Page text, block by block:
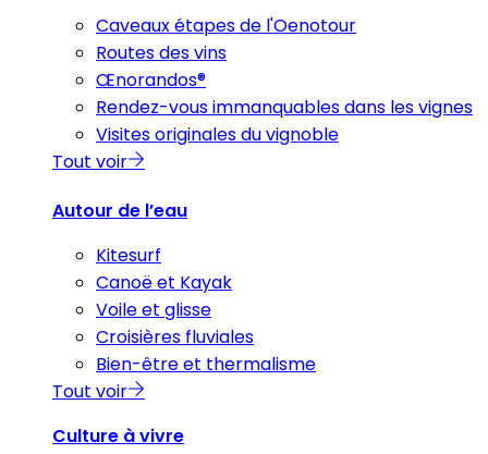
Caveaux étapes de l'Oenotour
Routes des vins
Œnorandos®
Rendez-vous immanquables dans les vignes
Visites originales du vignoble
Tout voir
Autour de l’eau
Kitesurf
Canoë et Kayak
Voile et glisse
Croisières fluviales
Bien-être et thermalisme
Tout voir
Culture à vivre